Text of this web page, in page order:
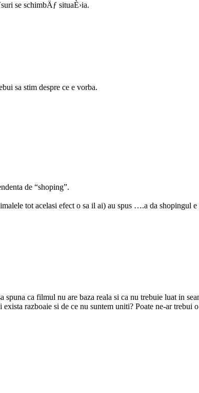
se schimbÄƒ situaÈ›ia.
sa stim despre ce e vorba.
de “shoping”.
tot acelasi efect o sa il ai) au spus ….a da shopingul
ca filmul nu are baza reala si ca nu trebuie luat in
razboaie si de ce nu suntem uniti? Poate ne-ar trebui